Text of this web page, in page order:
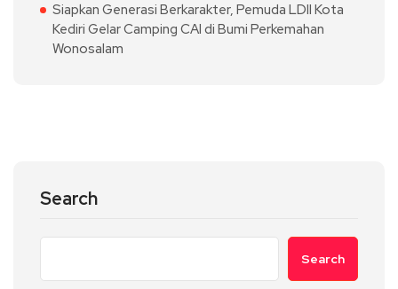
Siapkan Generasi Berkarakter, Pemuda LDII Kota
Kediri Gelar Camping CAI di Bumi Perkemahan
Wonosalam
Search
Search